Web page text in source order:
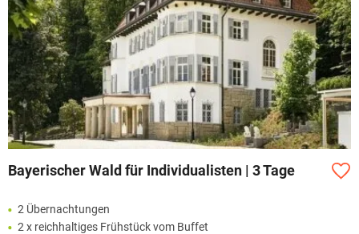
Bayerischer Wald für Individualisten | 3 Tage
2 Übernachtungen
2 x reichhaltiges Frühstück vom Buffet